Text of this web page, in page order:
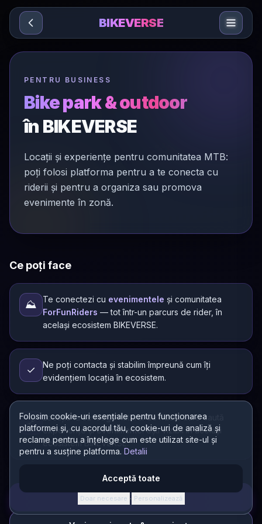
Sari la conținut
Folosim cookie-uri esențiale pentru funcționarea
platformei și, cu acordul tău, cookie-uri de analiză și
reclame pentru a înțelege cum este utilizat site-ul și
pentru a susține platforma. Detalii
Acceptă toate
Doar necesare · Personalizează
BIKEVERSE
PENTRU BUSINESS
Bike park & outdoor
în BIKEVERSE
Locații și experiențe pentru comunitatea MTB:
poți folosi platforma pentru a te conecta cu
riderii și pentru a organiza sau promova
evenimente în zonă.
Ce poți face
⛰️ Te conectezi cu evenimentele și comunitatea
ForFunRiders — tot într-un parcurs de rider, în
același ecosistem BIKEVERSE.
✓
Ne poți contacta și stabilim împreună cum îți
evidențiem locația în ecosistem.
🔗
Locația ta se leagă natural de riderii care caută
experiențe și evenimente: ești vizibil în același
ecosistem BIKEVERSE.
Deschide CONECTOR